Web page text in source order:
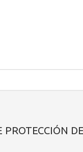
PROTECCIÓN DE